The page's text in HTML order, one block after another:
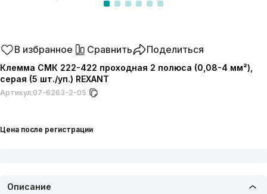
В избранное Сравнить Поделиться
Клемма СМК 222-422 проходная 2 полюса (0,08-4 мм²),
серая (5 шт./уп.) REXANT
Артикул:07-6263-2-05
Цена после регистрации
Описание